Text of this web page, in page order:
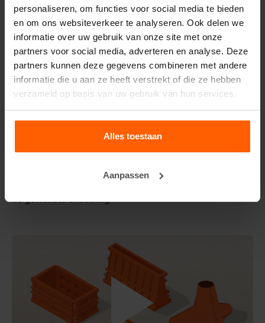
personaliseren, om functies voor social media te bieden
en om ons websiteverkeer te analyseren. Ook delen we
informatie over uw gebruik van onze site met onze
partners voor social media, adverteren en analyse. Deze
partners kunnen deze gegevens combineren met andere
informatie die u aan ze heeft verstrekt of die ze hebben
verzameld op basis van uw gebruik van hun services.
Alles toestaan
Aanpassen
Handling equipment
Veelgestelde vragen
Details
hogere toegevoegde waarde voor uw blokken.
meerdere keren worden gebruikt. Plaats de liner in uw
de gewenste uitstraling.